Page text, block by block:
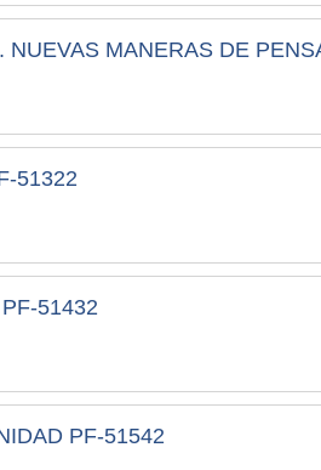
MANERAS DE
51322
51432
PF-51542